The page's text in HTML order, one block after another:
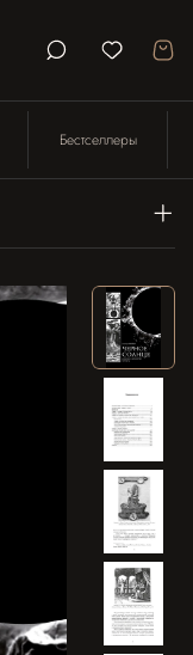
Бестселлеры